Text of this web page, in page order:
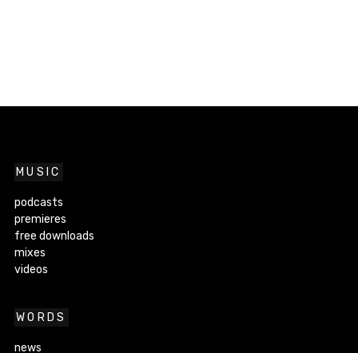
MUSIC
podcasts
premieres
free downloads
mixes
videos
WORDS
news